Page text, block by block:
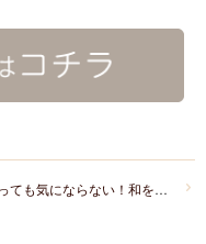
まわっても気にならない！和をテーマにしたにわかの全周デザインの結婚指輪